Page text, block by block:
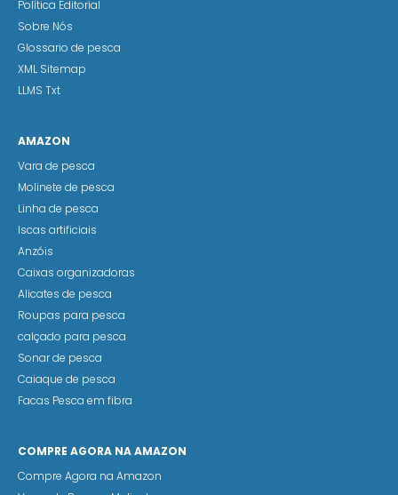
Política Editorial
Sobre Nós
Glossario de pesca
XML Sitemap
LLMS Txt
AMAZON
Vara de pesca
Molinete de pesca
Linha de pesca
Iscas artificiais
Anzóis
Caixas organizadoras
Alicates de pesca
Roupas para pesca
calçado para pesca
Sonar de pesca
Caiaque de pesca
Facas Pesca em fibra
COMPRE AGORA NA AMAZON
Compre Agora na Amazon